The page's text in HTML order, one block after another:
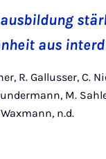
aus
R. Gallusser, C.
M.
n.d.